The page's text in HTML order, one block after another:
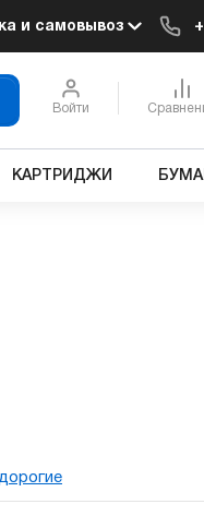
и самовывоз
Войти
КАРТРИДЖИ